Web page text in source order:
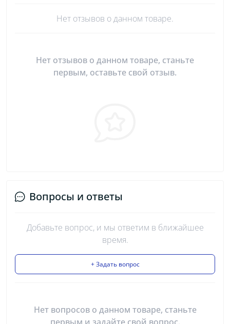
Нет отзывов о данном товаре.
Нет отзывов о данном товаре, станьте
первым, оставьте свой отзыв.
Вопросы и ответы
Добавьте вопрос, и мы ответим в ближайшее
время.
+ Задать вопрос
Нет вопросов о данном товаре, станьте